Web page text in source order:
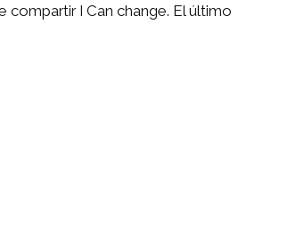
compartir I Can change. El último